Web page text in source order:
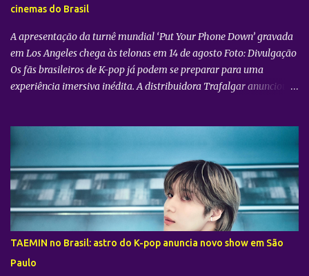
cinemas do Brasil
A apresentação da turnê mundial ‘Put Your Phone Down’ gravada
em Los Angeles chega às telonas em 14 de agosto Foto: Divulgação
Os fãs brasileiros de K-pop já podem se preparar para uma
experiência imersiva inédita. A distribuidora Trafalgar anunciou o
realizado diretamente do YouTube Theater , na cidade de Los
Angeles (EUA). O objetivo da ação é proporcionar ao público uma
vivência cinematográfica com som e imagem de alta qualidade,
conectando os fãs de todo o mundo à energia da primeira turnê
mundial do quinteto. Produzido pela gigante do entretenimento
asiático HYBE e distribuído globalmente pela Trafalgar, o evento
promete transportar o fandom — conhecido oficialmente como
COERS — para o centro da apresentação. Como um bônus especial
TAEMIN no Brasil: astro do K-pop anuncia novo show em São
Paulo